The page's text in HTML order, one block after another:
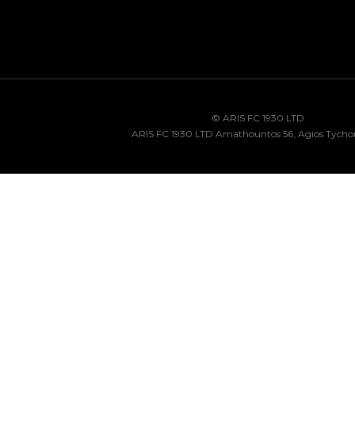
© ARIS FC 1930 LTD
ARIS FC 1930 LTD Amathountos 56, Agios